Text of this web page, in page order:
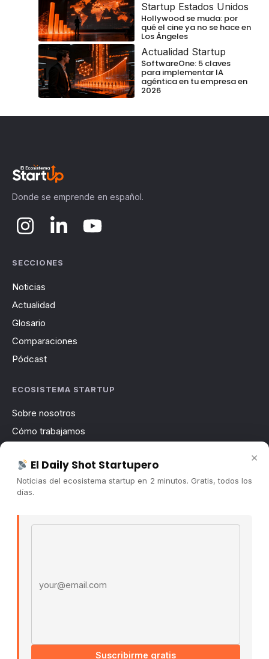
Startup Estados Unidos
Hollywood se muda: por
qué el cine ya no se hace en
Los Ángeles
Actualidad Startup
SoftwareOne: 5 claves
para implementar IA
agéntica en tu empresa en
2026
Donde se emprende en español.
SECCIONES
Noticias
Actualidad
Glosario
Comparaciones
Pódcast
ECOSISTEMA STARTUP
Sobre nosotros
Cómo trabajamos
Contacto
Publicidad
Es La Hora de Aprender ↗
Políticas De Privacidad · Términos De Uso
×
El Daily Shot Startupero
Noticias del ecosistema startup en 2 minutos. Gratis, todos los
días.
Suscribirme gratis